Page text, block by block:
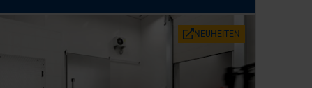
NEU­HEI­TEN